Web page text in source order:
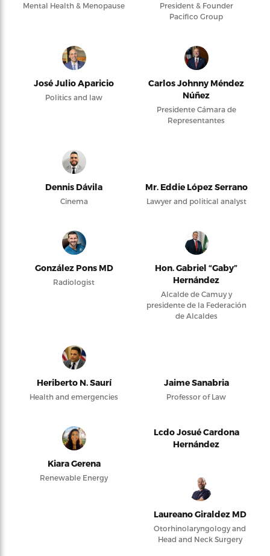
Mental Health & Menopause
President & Founder
Pacifico Group
José Julio Aparicio
Politics and law
Carlos Johnny Méndez
Núñez
Presidente Cámara de
Representantes
Dennis Dávila
Cinema
Mr. Eddie López Serrano
Lawyer and political analyst
González Pons MD
Radiologist
Hon. Gabriel “Gaby”
Hernández
Alcalde de Camuy y
presidente de la Federación
de Alcaldes
Heriberto N. Saurí
Health and emergencies
Jaime Sanabria
Professor of Law
Kiara Gerena
Renewable Energy
Lcdo Josué Cardona
Hernández
Laureano Giraldez MD
Otorhinolaryngology and
Head and Neck Surgery